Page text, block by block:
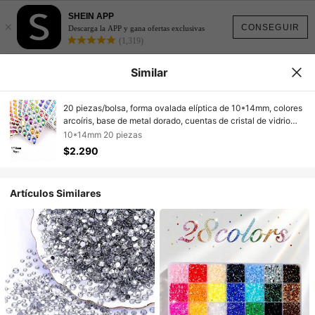
CONSEGUIR
×
SHEIN APP
Descarga la APP y gana ofertas exclusivas
(1,319)
Similar
20 piezas/bolsa, forma ovalada elíptica de 10*14mm, colores
arcoíris, base de metal dorado, cuentas de cristal de vidrio
con piedras de fantasía brillantes hechas a mano para coser,
decoración de piedras de strass planas con agujeros para
accesorios DIY, para decorar ropa, vestidos, bolsos, zapatos,
10*14mm 20 piezas
$2.290
Artículos Similares